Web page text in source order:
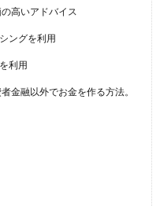
高いアドバイス
ングを利用
利用
金融以外でお金を作る方法。